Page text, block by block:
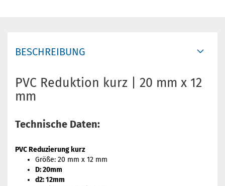
BESCHREIBUNG
PVC Reduktion kurz | 20 mm x 12
mm
Technische Daten:
PVC Reduzierung kurz
Größe: 20 mm x 12 mm
D: 20mm
d2: 12mm